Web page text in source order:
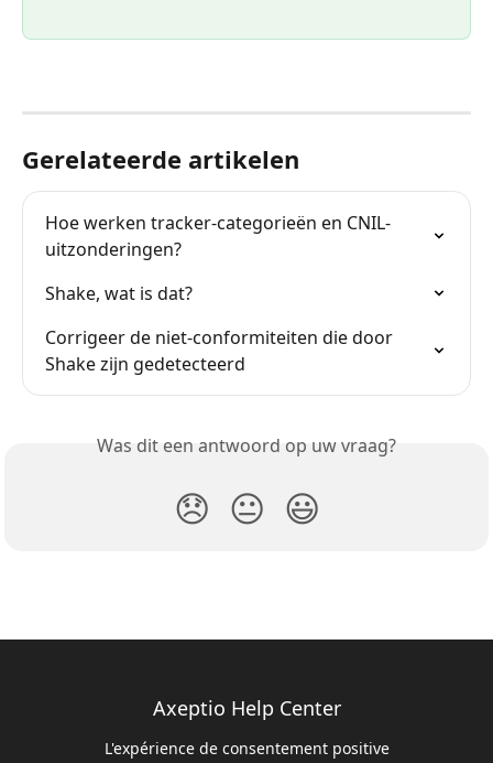
Gerelateerde artikelen
Hoe werken tracker-categorieën en CNIL-
uitzonderingen?
Shake, wat is dat?
Corrigeer de niet-conformiteiten die door
Shake zijn gedetecteerd
Was dit een antwoord op uw vraag?
😞 😐 😃
Axeptio Help Center
L'expérience de consentement positive